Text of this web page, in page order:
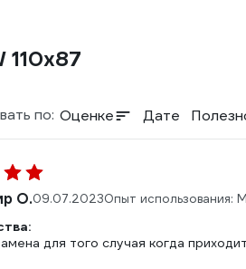
по: Оценке Дате
О.09.07.2023Опыт использования:
для того случая когда